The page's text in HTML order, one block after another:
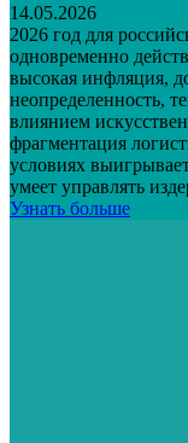
14.05.2026
2026 год для
одновременно
высокая инфляция,
неопределенность,
влиянием
фрагментация
условиях
умеет управлять
Узнать больше